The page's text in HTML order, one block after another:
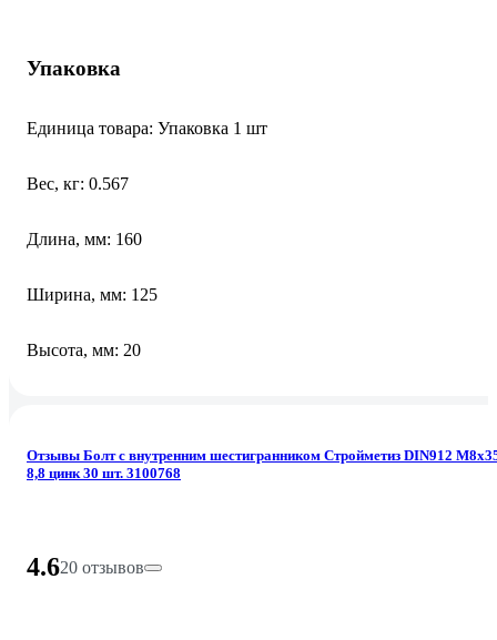
Упаковка
Единица товара: Упаковка 1 шт
Вес, кг: 0.567
Длина, мм: 160
Ширина, мм: 125
Высота, мм: 20
Отзывы Болт с внутренним шестигранником Стройметиз DIN912
8,8 цинк 30 шт. 3100768
4.620 отзывов